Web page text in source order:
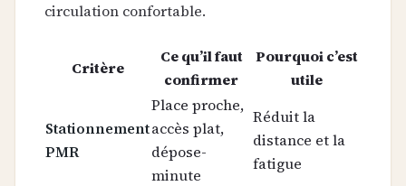
circulation confortable.
Critère
Ce qu’il faut
confirmer
Pourquoi c’est
utile
Stationnement
PMR
Place proche,
accès plat,
dépose-
minute
Réduit la
distance et la
fatigue